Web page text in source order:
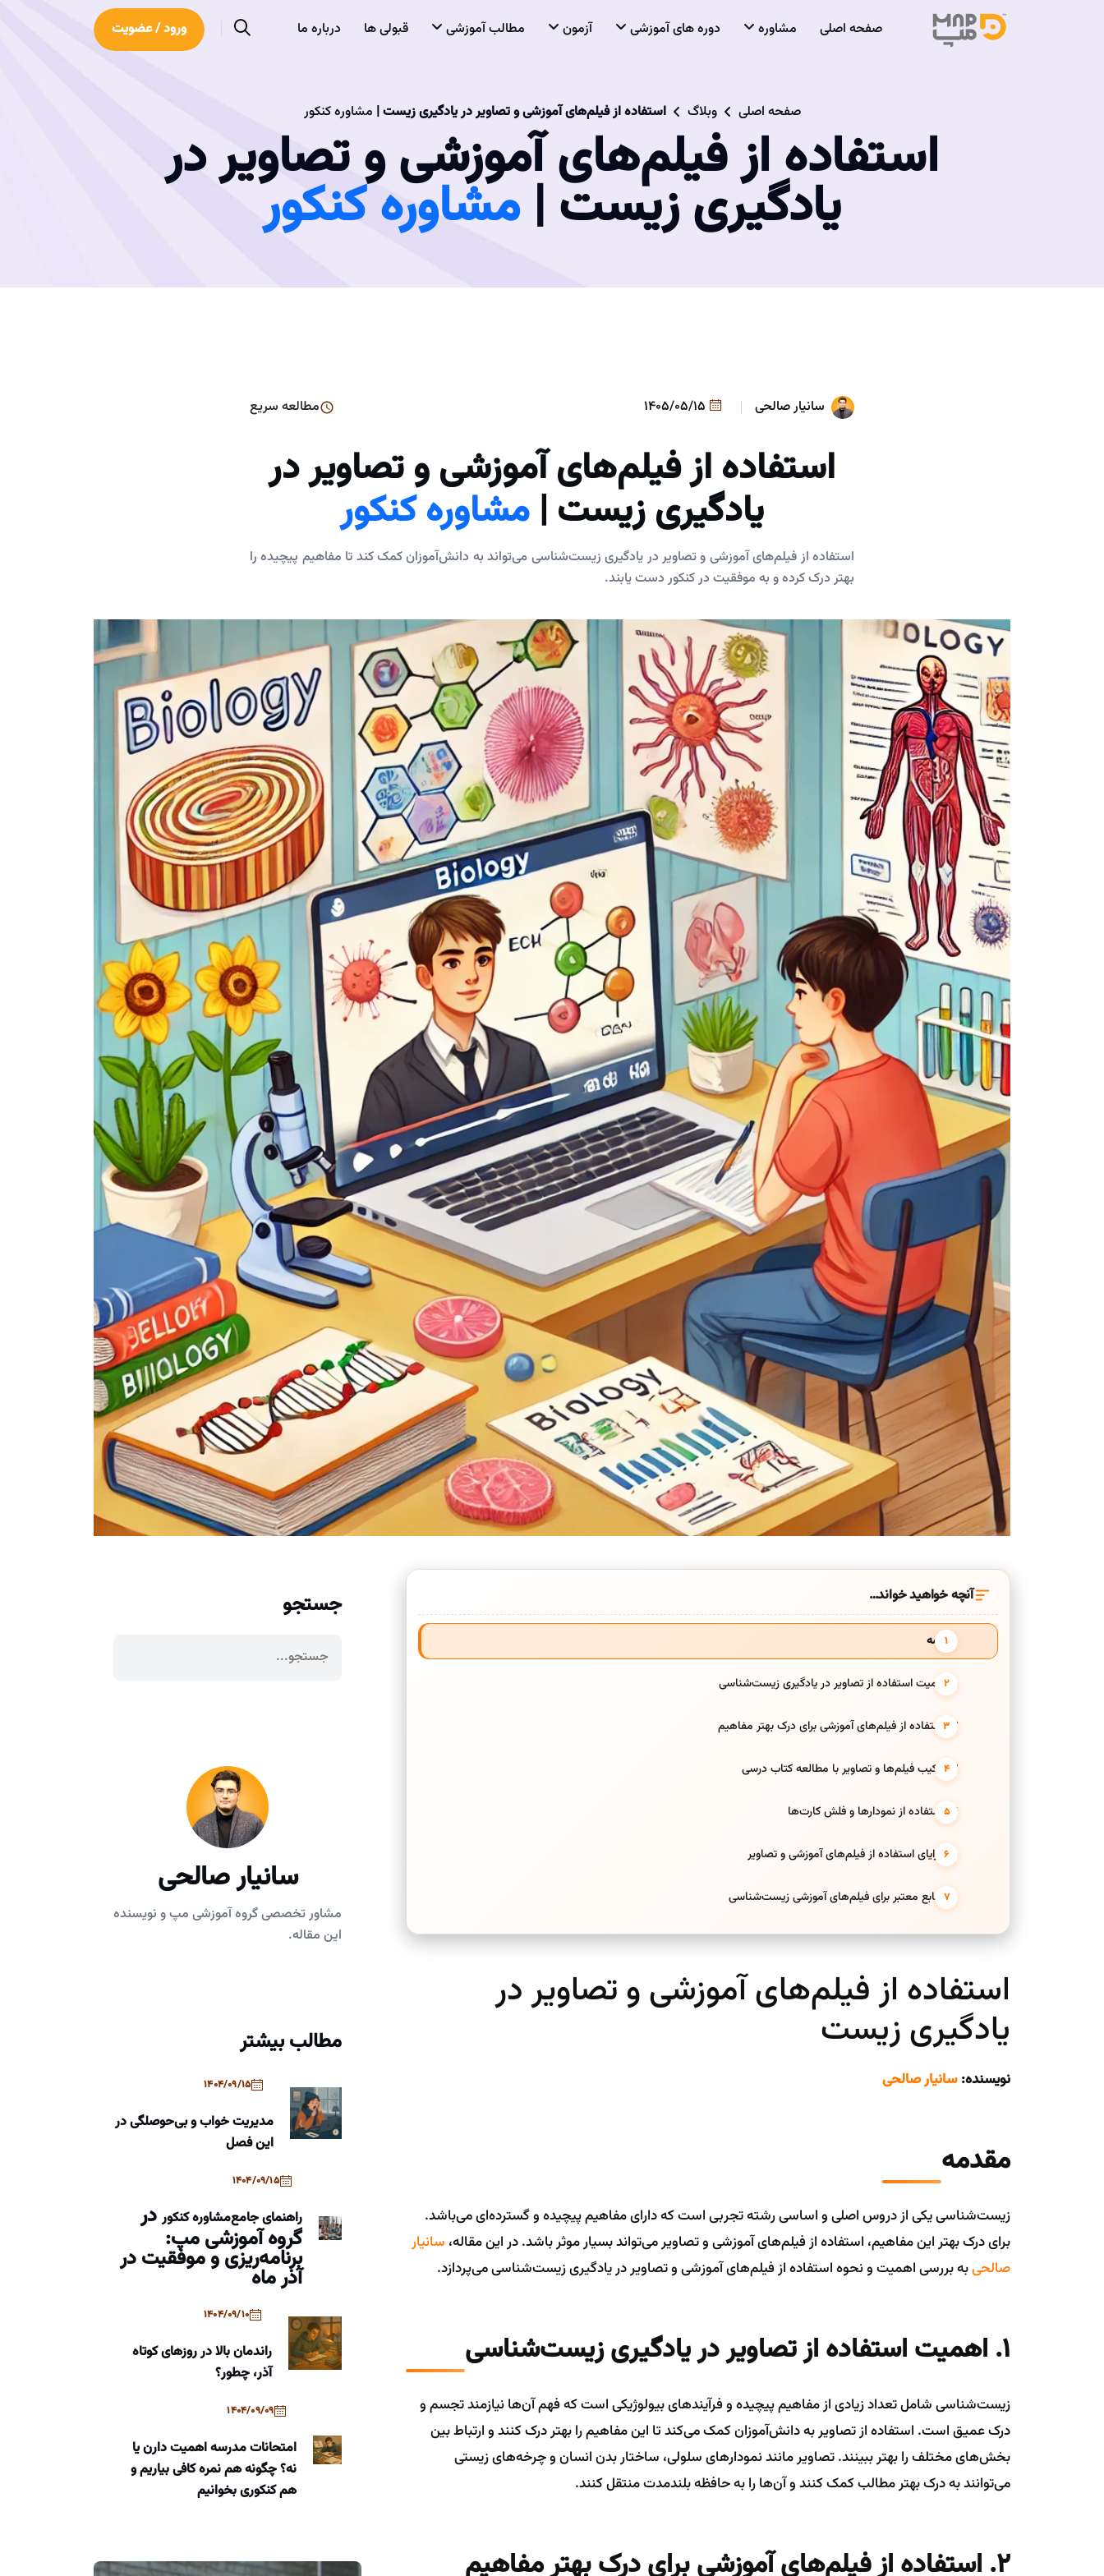
صفحه اصلی مشاوره دوره های آموزشی آزمون مطالب آموزشی قبولی ها درباره ما ورود / عضویت
صفحه اصلی وبلاگ استفاده از فیلم‌های آموزشی و تصاویر در یادگیری زیست | مشاوره کنکور
استفاده از فیلم‌های آموزشی و تصاویر در
یادگیری زیست |مشاوره کنکور
سانیار صالحی مطالعه سریع
استفاده از فیلم‌های آموزشی و تصاویر در
یادگیری زیست | مشاوره کنکور
استفاده از فیلم‌های آموزشی و تصاویر در یادگیری زیست‌شناسی می‌تواند به دانش‌آموزان کمک کند تا مفاهیم پیچیده را
بهتر درک کرده و به موفقیت در کنکور دست یابند.
آنچه خواهید خواند…
مقدمه
1. اهمیت استفاده از تصاویر در یادگیری زیست‌شناسی
2. استفاده از فیلم‌های آموزشی برای درک بهتر مفاهیم
3. ترکیب فیلم‌ها و تصاویر با مطالعه کتاب درسی
4. استفاده از نمودارها و فلش کارت‌ها
5. مزایای استفاده از فیلم‌های آموزشی و تصاویر
6. منابع معتبر برای فیلم‌های آموزشی زیست‌شناسی
استفاده از فیلم‌های آموزشی و تصاویر در
یادگیری زیست
نویسنده:سانیار صالحی
مقدمه
زیست‌شناسی یکی از دروس اصلی و اساسی رشته تجربی است که دارای مفاهیم پیچیده و گسترده‌ای می‌باشد.
برای درک بهتر این مفاهیم، استفاده از فیلم‌های آموزشی و تصاویر می‌تواند بسیار موثر باشد. در این مقاله، سانیار
صالحیبه بررسی اهمیت و نحوه استفاده از فیلم‌های آموزشی و تصاویر در یادگیری زیست‌شناسی می‌پردازد.
1. اهمیت استفاده از تصاویر در یادگیری زیست‌شناسی
زیست‌شناسی شامل تعداد زیادی از مفاهیم پیچیده و فرآیندهای بیولوژیکی است که فهم آن‌ها نیازمند تجسم و
درک عمیق است. استفاده از تصاویر به دانش‌آموزان کمک می‌کند تا این مفاهیم را بهتر درک کنند و ارتباط بین
بخش‌های مختلف را بهتر ببینند. تصاویر مانند نمودارهای سلولی، ساختار بدن انسان و چرخه‌های زیستی
می‌توانند به درک بهتر مطالب کمک کنند و آن‌ها را به حافظه بلندمدت منتقل کنند.
2. استفاده از فیلم‌های آموزشی برای درک بهتر مفاهیم
جستجو
سانیار صالحی
مشاور تخصصی گروه آموزشی مپ و نویسنده
این مقاله.
مطالب بیشتر
1404/09/15
مدیریت خواب و بی‌حوصلگی در
این فصل
1404/09/15
راهنمای جامعمشاوره کنکوردر
گروه آموزشی مپ:
برنامه‌ریزی و موفقیت در
آذر ماه
1404/09/10
راندمان بالا در روزهای کوتاه
آذر، چطور؟
1404/09/09
امتحانات مدرسه اهمیت دارن یا
نه؟ چگونه هم نمره کافی بیاریم و
هم کنکوری بخوانیم